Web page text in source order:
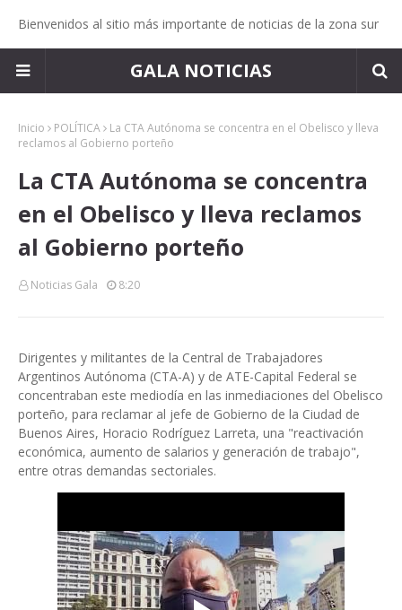
Bienvenidos al sitio más importante de noticias de la zona sur
GALA NOTICIAS
Inicio POLÍTICA
La CTA Autónoma se concentra en el Obelisco y lleva
reclamos al Gobierno porteño
La CTA Autónoma se concentra
en el Obelisco y lleva reclamos
al Gobierno porteño
Noticias Gala 8:20
Dirigentes y militantes de la Central de Trabajadores
Argentinos Autónoma (CTA-A) y de ATE-Capital Federal se
concentraban este mediodía en las inmediaciones del Obelisco
porteño, para reclamar al jefe de Gobierno de la Ciudad de
Buenos Aires, Horacio Rodríguez Larreta, una "reactivación
económica, aumento de salarios y generación de trabajo",
entre otras demandas sectoriales.